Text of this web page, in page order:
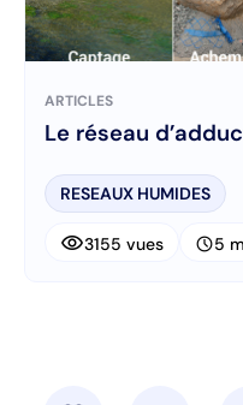
ARTICLES
Le réseau
RESEAUX HUMIDES
visibility3155 vues schedule5